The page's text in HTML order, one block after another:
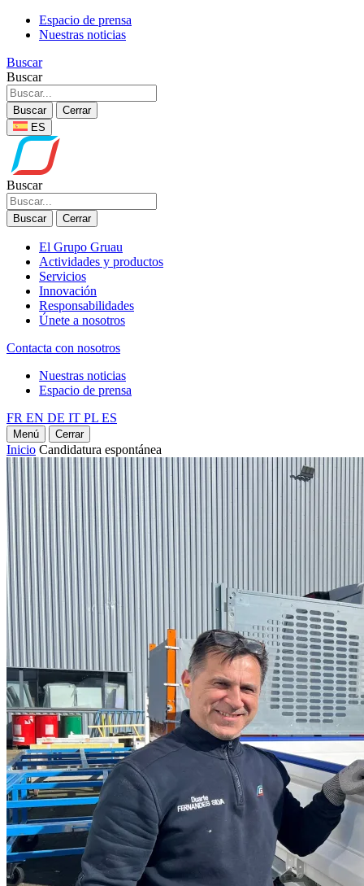
Espacio de prensa
Nuestras noticias
Buscar
Buscar
Buscar
Cerrar
ES
Buscar
Buscar Cerrar
El Grupo Gruau
Actividades y productos
Servicios
Innovación
Responsabilidades
Únete a nosotros
Contacta con nosotros
Nuestras noticias
Espacio de prensa
FR EN DE IT PL ES
Menú Cerrar
Inicio Candidatura espontánea